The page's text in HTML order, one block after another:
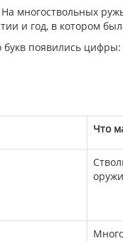
многоствольных
и год, в котором
появились
Что